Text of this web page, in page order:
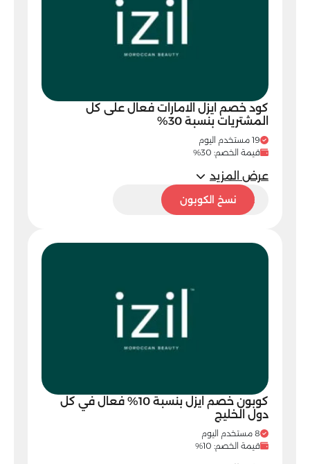
كود خصم ايزل الامارات فعال على كل
المشتريات بنسبة 30%
19 مستخدم اليوم
قيمة الخصم: 30%
عرض المزيد
ON212نسخ الكوبون
كوبون خصم ايزل بنسبة 10% فعال في كل
دول الخليج
8 مستخدم اليوم
قيمة الخصم: 10%